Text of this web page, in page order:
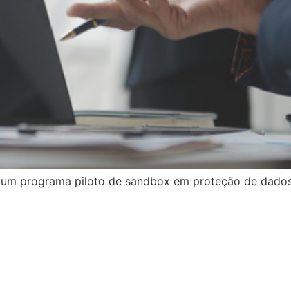
programa piloto de sandbox em proteção de